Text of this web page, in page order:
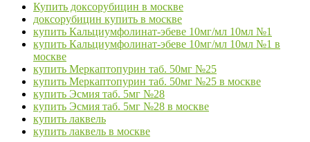
Купить доксорубицин в москве
доксорубицин купить в москве
купить Кальциумфолинат-эбеве 10мг/мл 10мл №1
купить Кальциумфолинат-эбеве 10мг/мл 10мл №1 в
москве
купить Меркаптопурин таб. 50мг №25
купить Меркаптопурин таб. 50мг №25 в москве
купить Эсмия таб. 5мг №28
купить Эсмия таб. 5мг №28 в москве
купить лаквель
купить лаквель в москве